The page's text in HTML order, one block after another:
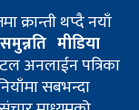
क्रान्ती थप्दै नयाँ
समुन्नति मीडिया
अनलाईन पत्रिका
सबभन्दा